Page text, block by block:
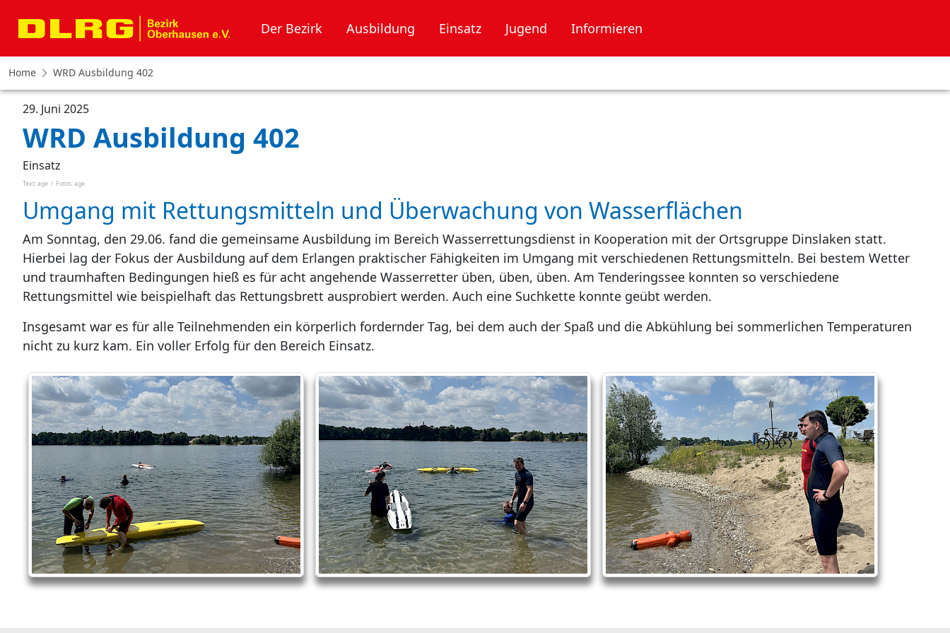
Der Bezirk Ausbildung Einsatz Jugend Informieren
Home WRD Ausbildung 402
29. Juni 2025
WRD Ausbildung 402
Einsatz
Text: age / Fotos: age
Umgang mit Rettungsmitteln und Überwachung von Wasserflächen
Am Sonntag, den 29.06. fand die gemeinsame Ausbildung im Bereich Wasserrettungsdienst in Kooperation mit der Ortsgruppe Dinslaken statt.
Hierbei lag der Fokus der Ausbildung auf dem Erlangen praktischer Fähigkeiten im Umgang mit verschiedenen Rettungsmitteln. Bei bestem Wetter
und traumhaften Bedingungen hieß es für acht angehende Wasserretter üben, üben, üben. Am Tenderingssee konnten so verschiedene
Rettungsmittel wie beispielhaft das Rettungsbrett ausprobiert werden. Auch eine Suchkette konnte geübt werden.
Insgesamt war es für alle Teilnehmenden ein körperlich fordernder Tag, bei dem auch der Spaß und die Abkühlung bei sommerlichen Temperaturen
nicht zu kurz kam. Ein voller Erfolg für den Bereich Einsatz.